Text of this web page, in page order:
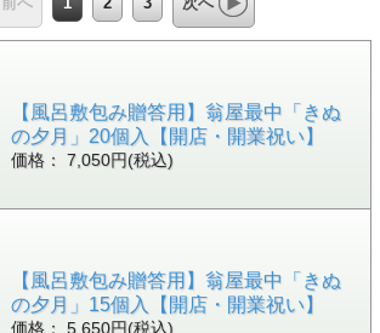
【風呂敷包み贈答用】翁屋最中「きぬ
の夕月」20個入【開店・開業祝い】
価格： 7,050円(税込)
【風呂敷包み贈答用】翁屋最中「きぬ
の夕月」15個入【開店・開業祝い】
価格： 5,650円(税込)